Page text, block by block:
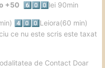
+50 6️⃣ 0️⃣ 0️⃣lei 90min
4️⃣ 0️⃣ 0️⃣Leiora(60 min)
ce nu este scris este taxat
de Contact Doar